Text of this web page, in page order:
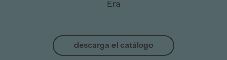
Era
descarga el catálogo